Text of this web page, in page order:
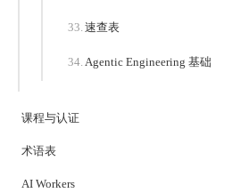
速查表
Agentic Engineering 基础
课程与认证
术语表
AI Workers